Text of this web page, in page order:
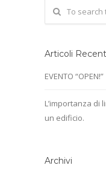
Articoli
EVENTO “OPEN!”
L’importanza di
un edificio.
Archivi